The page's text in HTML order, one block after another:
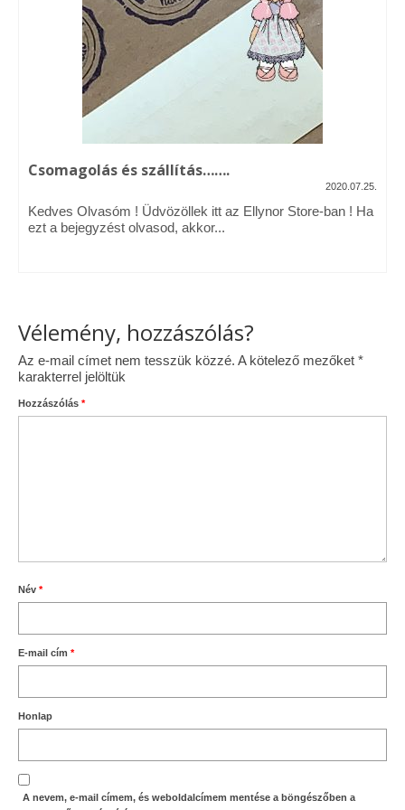
Vásárok, ahol velem is találkozhattál…
Alapanyagok, kellékek
A termékek tisztítása
Ellynor története
Adatkezelési tájékoztató
Általános Szerződési Feltételek
Csomagolás és szállítás…….
2020.07.25.
Kedves Olvasóm ! Üdvözöllek itt az Ellynor Store-ban ! Ha
ezt a bejegyzést olvasod, akkor...
Vélemény, hozzászólás?
Az e-mail címet nem tesszük közzé. A kötelező mezőket *
karakterrel jelöltük
Hozzászólás *
Név *
E-mail cím *
Honlap
A nevem, e-mail címem, és weboldalcímem mentése a böngészőben a